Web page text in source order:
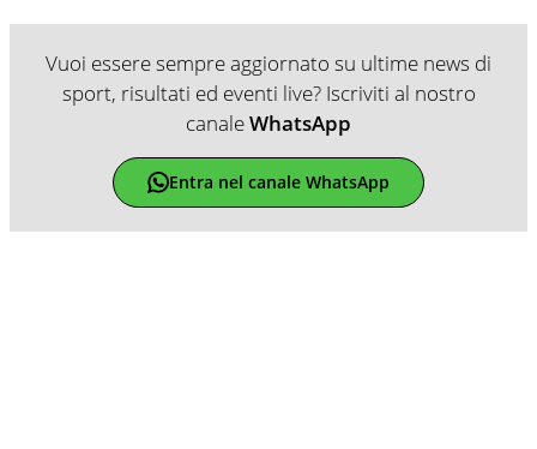
Vuoi essere sempre aggiornato su ultime news di
sport, risultati ed eventi live? Iscriviti al nostro
canaleWhatsApp
Entra nel canale WhatsApp